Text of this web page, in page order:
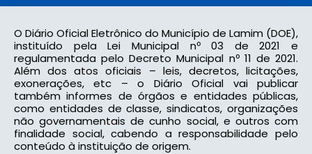
O Diário Oficial Eletrônico do Município de Lamim (DOE),
instituído pela Lei Municipal nº 03 de 2021 e
regulamentada pelo Decreto Municipal nº 11 de 2021.
Além dos atos oficiais – leis, decretos, licitações,
exonerações, etc – o Diário Oficial vai publicar
também informes de órgãos e entidades públicas,
como entidades de classe, sindicatos, organizações
não governamentais de cunho social, e outros com
finalidade social, cabendo a responsabilidade pelo
conteúdo à instituição de origem.